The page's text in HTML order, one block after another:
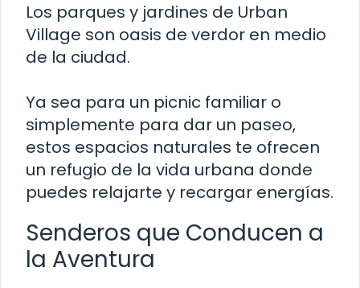
Los parques y jardines de Urban
Village son oasis de verdor en medio
de la ciudad.
Ya sea para un picnic familiar o
simplemente para dar un paseo,
estos espacios naturales te ofrecen
un refugio de la vida urbana donde
puedes relajarte y recargar energías.
Senderos que Conducen a
la Aventura